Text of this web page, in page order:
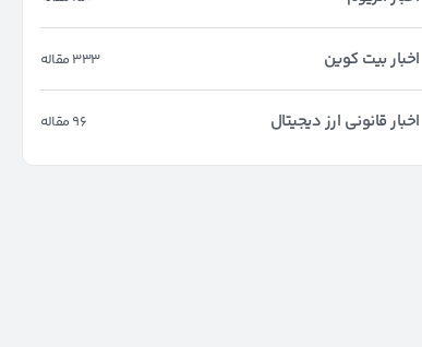
333 مقاله اخبار بیت کوین
96 مقاله اخبار قانونی ارز دیجیتال